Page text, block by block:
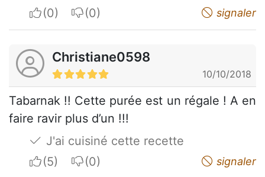
I apreciateI do not appreciate signaler
Christiane0598
10/10/2018
Tabarnak !! Cette purée est un régale ! A en
faire ravir plus d’un !!!
J'ai cuisiné cette recette
I apreciateI do not appreciate signaler